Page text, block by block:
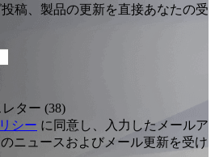
× 2、
稿、製品の更新を直接あなたの受
ター (38)
シー に同意し、入力したメールア
のニュースおよびメール更新を受け